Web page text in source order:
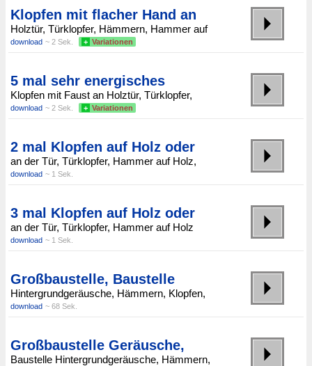
Klopfen mit flacher Hand an
Holztür, Türklopfer, Hämmern, Hammer auf
download ~ 2 Sek. + Variationen
5 mal sehr energisches
Klopfen mit Faust an Holztür, Türklopfer,
download ~ 2 Sek. + Variationen
2 mal Klopfen auf Holz oder
an der Tür, Türklopfer, Hammer auf Holz,
download ~ 1 Sek.
3 mal Klopfen auf Holz oder
an der Tür, Türklopfer, Hammer auf Holz
download ~ 1 Sek.
Großbaustelle, Baustelle
Hintergrundgeräusche, Hämmern, Klopfen,
download ~ 68 Sek.
Großbaustelle Geräusche,
Baustelle Hintergrundgeräusche, Hämmern,